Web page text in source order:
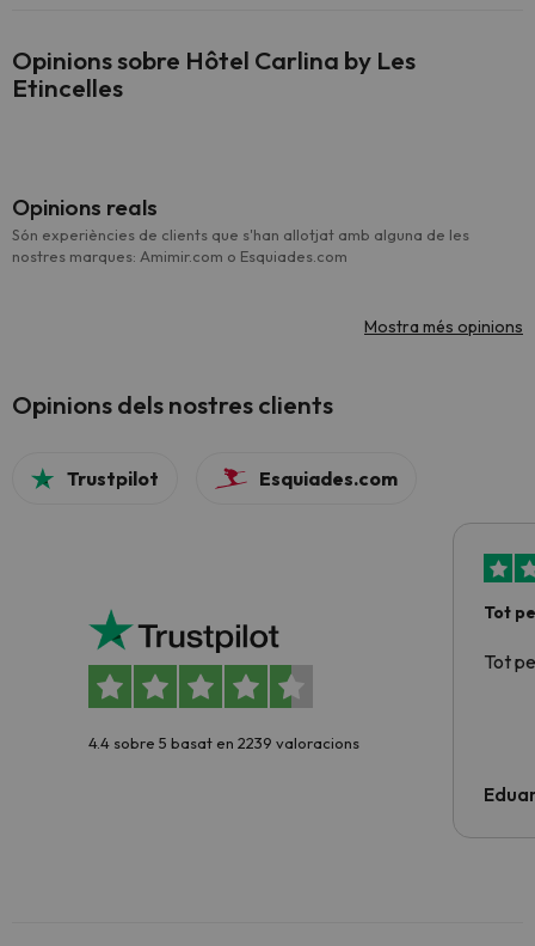
Opinions sobre Hôtel Carlina by Les
Etincelles
Opinions reals
Són experiències de clients que s'han allotjat amb alguna de les
nostres marques: Amimir.com o Esquiades.com
Mostra més opinions
Opinions dels nostres clients
Trustpilot Esquiades.com
4.4 sobre 5 basat en 2239 valoracions
Tot
Tot